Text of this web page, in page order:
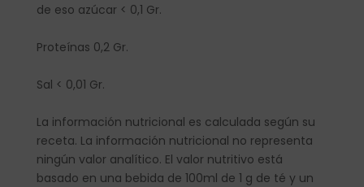
de eso azúcar < 0,1 Gr.
Proteínas 0,2 Gr.
Sal < 0,01 Gr.
La información nutricional es calculada según su
receta. La información nutricional no representa
ningún valor analítico. El valor nutritivo está
basado en una bebida de 100ml de 1 g de té y un